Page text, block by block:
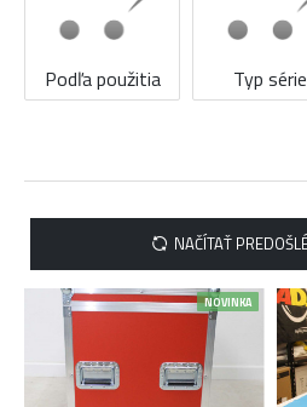
Podľa použitia Typ série
NAČÍTAŤ
NOVINKA